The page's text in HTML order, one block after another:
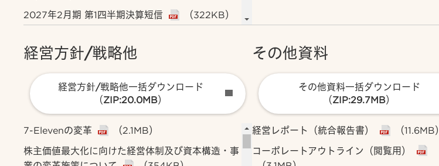
2027年2月期 第1四半期決算短信
（322KB）
（928KB）
（1.7MB）
経営方針/戦略他
経営方針/戦略他一括ダウンロード
（ZIP:20.0MB）
7-Elevenの変革
（2.1MB）
株主価値最大化に向けた経営体制及び資本構造・事
その他資料
その他資料一括ダウンロード
（ZIP:29.7MB）
経営レポート（統合報告書）
（11.6MB）
コーポレートアウトライン（閲覧用）